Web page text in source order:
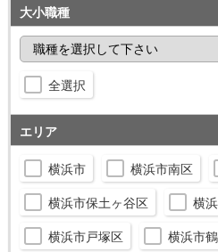
大小職種
全選択
エリア
横浜市 横浜市南区
横浜市保土ヶ谷区 横
横浜市戸塚区 横浜市